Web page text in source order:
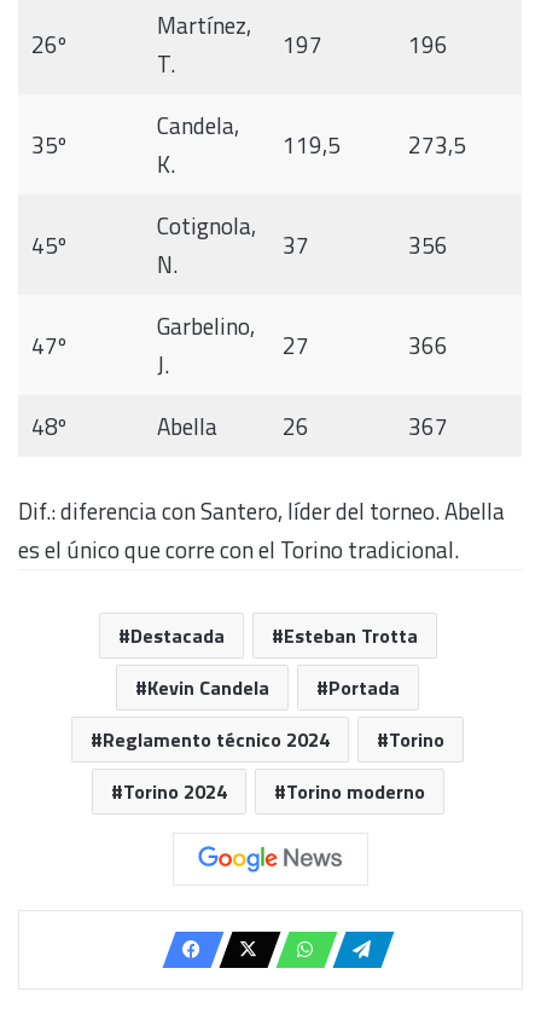
26º
Martínez,
T.
197 196
35º
Candela,
K.
119,5 273,5
45º
Cotignola,
N.
37 356
47º
Garbelino,
J.
27 366
48º Abella 26 367
Dif.: diferencia con Santero, líder del torneo. Abella
es el único que corre con el Torino tradicional.
Destacada
Esteban Trotta
Kevin Candela
Portada
Reglamento técnico 2024
Torino
Torino 2024
Torino moderno